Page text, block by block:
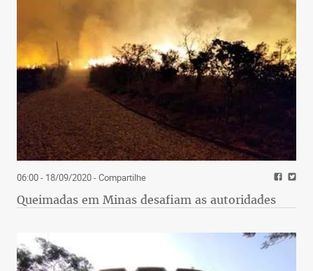
06:00 - 18/09/2020- Compartilhe
Queimadas em Minas desafiam as autoridades